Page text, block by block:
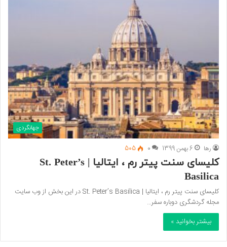
جهانگردی
رها 6 بهمن 1399 0
505
کلیسای سنت پیتر رم ، ایتالیا | St. Peter’s
Basilica
کلیسای سنت پیتر رم ، ایتالیا | St. Peter’s Basilica در این بخش از وب سایت
مجله گردشگری دوباره سفر…
بیشتر بخوانید »